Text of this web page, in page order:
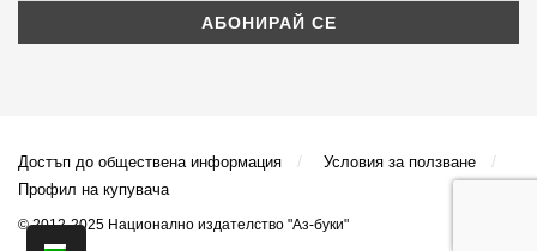
Достъп до обществена информация
Условия за ползване
Профил на купувача
© 2012-2025 Национално издателство "Аз-буки"